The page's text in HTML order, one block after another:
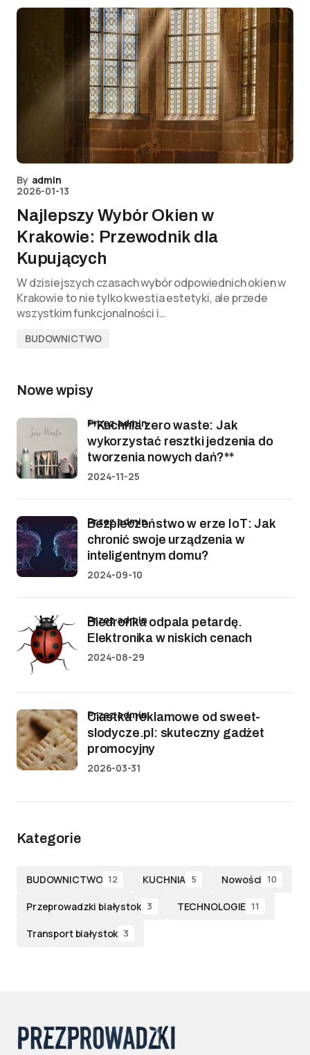
By admin
2026-01-13
Najlepszy Wybór Okien w
Krakowie: Przewodnik dla
Kupujących
W dzisiejszych czasach wybór odpowiednich okien w
Krakowie to nie tylko kwestia estetyki, ale przede
wszystkim funkcjonalności i…
BUDOWNICTWO
Nowe wpisy
**Kuchnia zero waste: Jak
wykorzystać resztki jedzenia do
tworzenia nowych dań?**
przez admin
2024-11-25
Bezpieczeństwo w erze IoT: Jak
chronić swoje urządzenia w
inteligentnym domu?
przez admin
2024-09-10
Biedronka odpala petardę.
Elektronika w niskich cenach
przez admin
2024-08-29
Ciastka reklamowe od sweet-
slodycze.pl: skuteczny gadżet
promocyjny
przez admin
2026-03-31
Kategorie
BUDOWNICTWO 12 KUCHNIA 5 Nowości 10
Przeprowadzki białystok 3 TECHNOLOGIE 11
Transport białystok 3